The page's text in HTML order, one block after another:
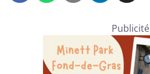
Publicité